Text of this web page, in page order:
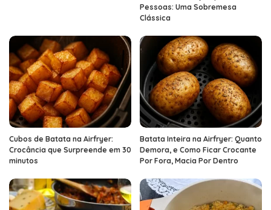
Pessoas: Uma Sobremesa
Clássica
Cubos de Batata na Airfryer:
Crocância que Surpreende em 30
minutos
Batata Inteira na Airfryer: Quanto
Demora, e Como Ficar Crocante
Por Fora, Macia Por Dentro